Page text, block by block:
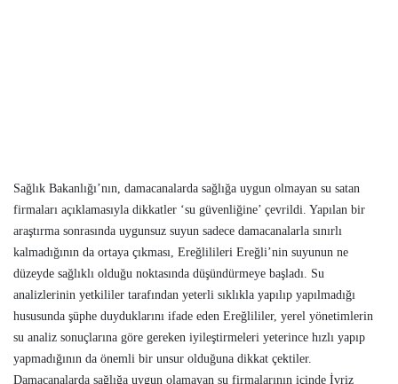
Sağlık Bakanlığı’nın, damacanalarda sağlığa uygun olmayan su satan
firmaları açıklamasıyla dikkatler ‘su güvenliğine’ çevrildi. Yapılan bir
araştırma sonrasında uygunsuz suyun sadece damacanalarla sınırlı
kalmadığının da ortaya çıkması, Ereğlilileri Ereğli’nin suyunun ne
düzeyde sağlıklı olduğu noktasında düşündürmeye başladı. Su
analizlerinin yetkililer tarafından yeterli sıklıkla yapılıp yapılmadığı
hususunda şüphe duyduklarını ifade eden Ereğlililer, yerel yönetimlerin
su analiz sonuçlarına göre gereken iyileştirmeleri yeterince hızlı yapıp
yapmadığının da önemli bir unsur olduğuna dikkat çektiler.
Damacanalarda sağlığa uygun olamayan su firmalarının içinde İvriz